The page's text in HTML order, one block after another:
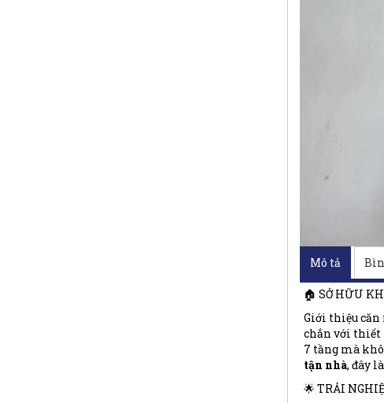
Mô tả
🏠 SỞ HỮU
Giới thiệu căn
chắn với thiết
7 tầng mà
tận nhà, đây
🌟 TRẢI